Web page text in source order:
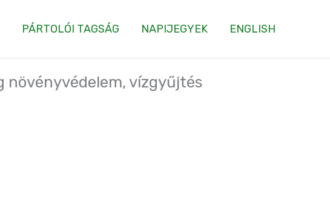
PÁRTOLÓI TAGSÁG NAPIJEGYEK ENGLISH
növényvédelem, vízgyűjtés